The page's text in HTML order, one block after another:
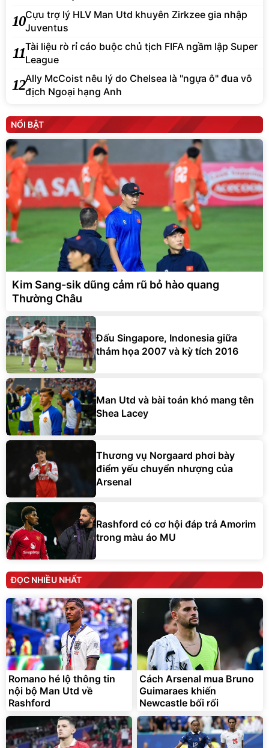
10Cựu trợ lý HLV Man Utd khuyên Zirkzee gia nhập
Juventus
11Tài liệu rò rỉ cáo buộc chủ tịch FIFA ngầm lập Super
League
12Ally McCoist nêu lý do Chelsea là "ngựa ô" đua vô
địch Ngoại hạng Anh
NỔI BẬT
Kim Sang-sik dũng cảm rũ bỏ hào quang
Thường Châu
Đấu Singapore, Indonesia giữa
thảm họa 2007 và kỳ tích 2016
Man Utd và bài toán khó mang tên
Shea Lacey
Thương vụ Norgaard phơi bày
điểm yếu chuyển nhượng của
Arsenal
Rashford có cơ hội đáp trả Amorim
trong màu áo MU
ĐỌC NHIỀU NHẤT
Romano hé lộ thông tin
nội bộ Man Utd về
Rashford
Cách Arsenal mua Bruno
Guimaraes khiến
Newcastle bối rối